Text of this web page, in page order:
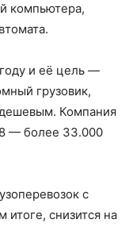
компьютера,
и её цель —
грузовик,
Компания
8 — более 33.000
с
итоге, снизится на